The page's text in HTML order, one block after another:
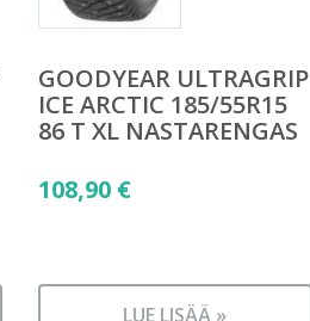
GOODYEAR ULTRAGRIP
ICE ARCTIC 185/55R15
86 T XL NASTARENGAS
108,90 €
LUE LISÄÄ »